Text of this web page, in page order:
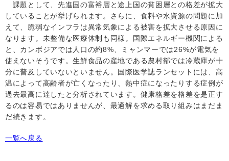
課題として、先進国の富裕層と途上国の貧困層との格差が拡大
していることが挙げられます。さらに、食料や水資源の問題に加
えて、脆弱なインフラは異常気象による被害を拡大させる原因に
なります。未整備な医療体制も同様。国際エネルギー機関による
と、カンボジアでは人口の約8% 、ミャンマーでは26%が電気を
使えないそうです。生鮮食品の産地である農村部では冷蔵庫が十
分に普及していないといません。国際医学誌ランセットには、高
温によって高齢者が亡くなったり、熱中症になったりする症例が
過去最高に達したと分析されています。健康格差を格差を是正す
るのは容易ではありませんが、最適解を求める取り組みはまだま
だ続きます。
一覧へ戻る